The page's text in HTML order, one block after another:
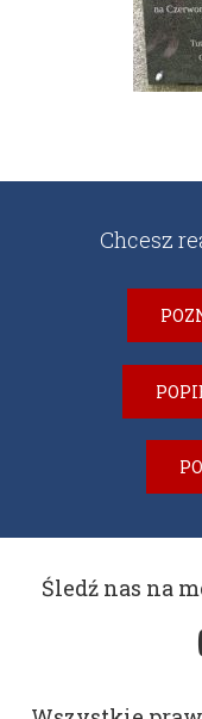
Chcesz
Śledź nas na